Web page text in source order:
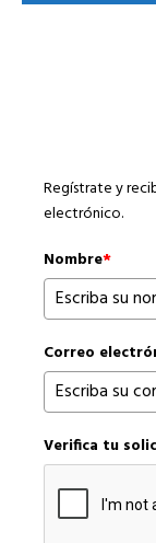
Regístrate y
electrónico.
Nombre*
Correo
Verifica tu